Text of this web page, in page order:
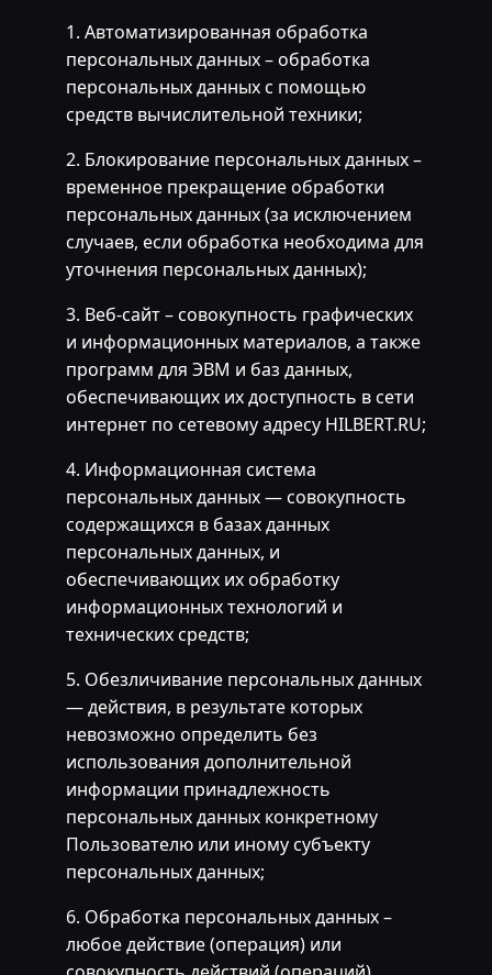
1. Автоматизированная обработка
персональных данных – обработка
персональных данных с помощью
средств вычислительной техники;
2. Блокирование персональных данных –
временное прекращение обработки
персональных данных (за исключением
случаев, если обработка необходима для
уточнения персональных данных);
3. Веб-сайт – совокупность графических
и информационных материалов, а также
программ для ЭВМ и баз данных,
обеспечивающих их доступность в сети
интернет по сетевому адресу HILBERT.RU;
4. Информационная система
персональных данных — совокупность
содержащихся в базах данных
персональных данных, и
обеспечивающих их обработку
информационных технологий и
технических средств;
5. Обезличивание персональных данных
— действия, в результате которых
невозможно определить без
использования дополнительной
информации принадлежность
персональных данных конкретному
Пользователю или иному субъекту
персональных данных;
6. Обработка персональных данных –
любое действие (операция) или